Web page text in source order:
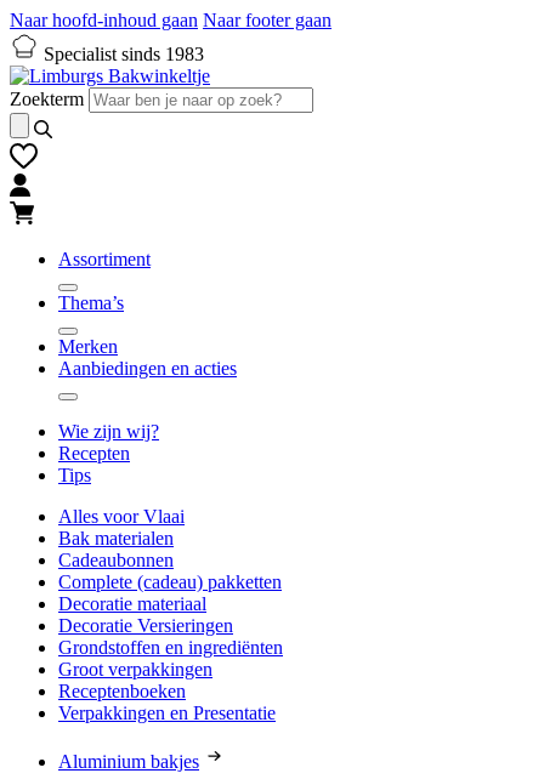
Naar hoofd-inhoud gaan Naar footer gaan
Specialist sinds 1983
Zoekterm
Assortiment
Thema’s
Merken
Aanbiedingen en acties
Wie zijn wij?
Recepten
Tips
Alles voor Vlaai
Bak materialen
Cadeaubonnen
Complete (cadeau) pakketten
Decoratie materiaal
Decoratie Versieringen
Grondstoffen en ingrediënten
Groot verpakkingen
Receptenboeken
Verpakkingen en Presentatie
Aluminium bakjes